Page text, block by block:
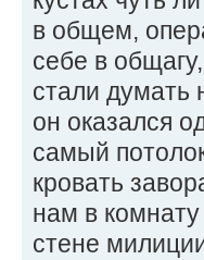
в общем,
себе в
стали думать
он оказался
самый
кровать
нам в
стене